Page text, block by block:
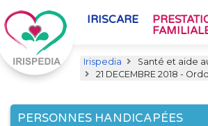
IRISCARE
Irispedia Santé et aide
21 DECEMBRE 2018 -
PERSONNES HANDICAPÉES